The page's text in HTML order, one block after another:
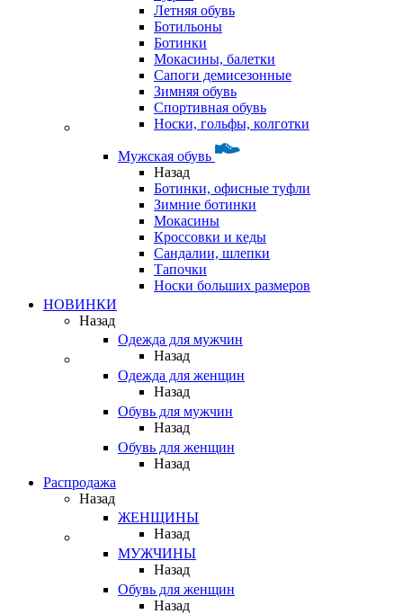
Летняя обувь
Ботильоны
Ботинки
Мокасины, балетки
Сапоги демисезонные
Зимняя обувь
Спортивная обувь
Носки, гольфы, колготки
Мужская обувь
Назад
Ботинки, офисные туфли
Зимние ботинки
Мокасины
Кроссовки и кеды
Сандалии, шлепки
Тапочки
Носки больших размеров
НОВИНКИ
Назад
Одежда для мужчин
Назад
Одежда для женщин
Назад
Обувь для мужчин
Назад
Обувь для женщин
Назад
Распродажа
Назад
ЖЕНЩИНЫ
Назад
МУЖЧИНЫ
Назад
Обувь для женщин
Назад